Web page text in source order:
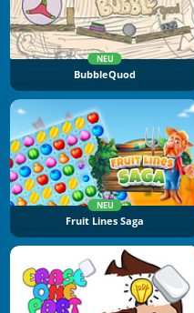
NEU
BubbleQuod
NEU
Fruit Lines Saga